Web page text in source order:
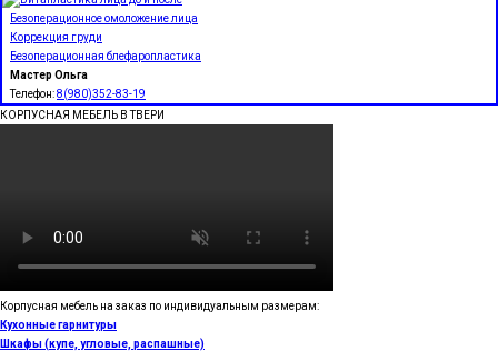
Безоперационное омоложение лица
Коррекция груди
Безоперационная блефаропластика
Мастер Ольга
Телефон:8(980)352-83-19
КОРПУСНАЯ МЕБЕЛЬ В ТВЕРИ
Корпусная мебель на заказ по индивидуальным размерам:
Кухонные гарнитуры
Шкафы (купе, угловые, распашные)